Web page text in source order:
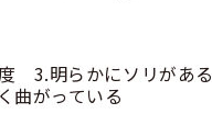
3.明らかにソリがある
がっている